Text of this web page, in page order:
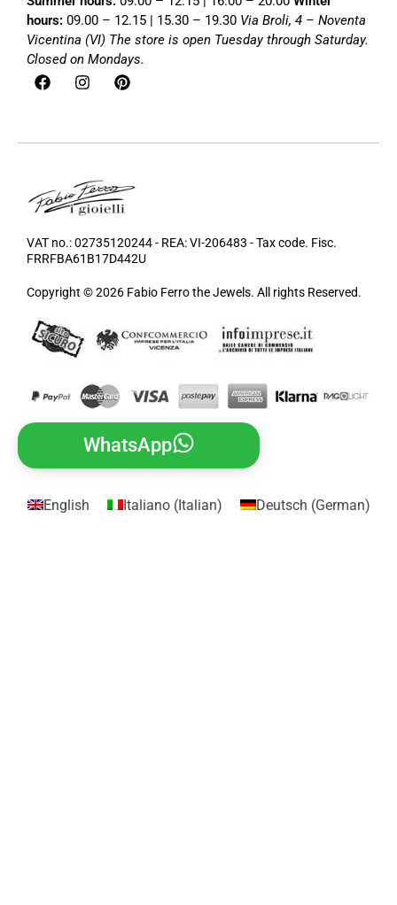
hours: 09.00 – 12.15 | 15.30 – 19.30 Via Broli, 4 – Noventa
Vicentina (VI) The store is open Tuesday through Saturday.
Closed on Mondays.
VAT no.: 02735120244 - REA: VI-206483 - Tax code. Fisc.
FRRFBA61B17D442U
Copyright © 2026 Fabio Ferro the Jewels. All rights Reserved.
WhatsApp
English Italiano(Italian) Deutsch (German)